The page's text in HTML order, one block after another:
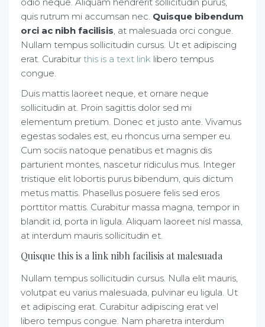
quis rutrum mi accumsan nec. Quisque bibendum
orci ac nibh facilisis, at malesuada orci congue.
Nullam tempus sollicitudin cursus. Ut et adipiscing
erat. Curabitur this is a text link libero tempus
congue.
Duis mattis laoreet neque, et ornare neque
sollicitudin at. Proin sagittis dolor sed mi
elementum pretium. Donec et justo ante. Vivamus
egestas sodales est, eu rhoncus urna semper eu.
Cum sociis natoque penatibus et magnis dis
parturient montes, nascetur ridiculus mus. Integer
tristique elit lobortis purus bibendum, quis dictum
metus mattis. Phasellus posuere felis sed eros
porttitor mattis. Curabitur massa magna, tempor in
blandit id, porta in ligula. Aliquam laoreet nisl massa,
at interdum mauris sollicitudin et.
Quisque this is a link nibh facilisis at malesuada
Nullam tempus sollicitudin cursus. Nulla elit mauris,
volutpat eu varius malesuada, pulvinar eu ligula. Ut
et adipiscing erat. Curabitur adipiscing erat vel
libero tempus congue. Nam pharetra interdum